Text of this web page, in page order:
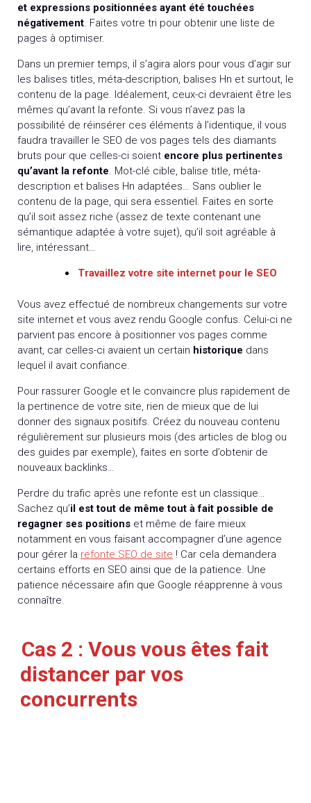
et expressions positionnées ayant été touchées
négativement. Faites votre tri pour obtenir une liste de
pages à optimiser.
Dans un premier temps, il s’agira alors pour vous d’agir sur
les balises titles, méta-description, balises Hn et surtout, le
contenu de la page. Idéalement, ceux-ci devraient être les
mêmes qu’avant la refonte. Si vous n’avez pas la
possibilité de réinsérer ces éléments à l’identique, il vous
faudra travailler le SEO de vos pages tels des diamants
bruts pour que celles-ci soient encore plus pertinentes
qu’avant la refonte. Mot-clé cible, balise title, méta-
description et balises Hn adaptées… Sans oublier le
contenu de la page, qui sera essentiel. Faites en sorte
qu’il soit assez riche (assez de texte contenant une
sémantique adaptée à votre sujet), qu’il soit agréable à
lire, intéressant…
Travaillez votre site internet pour le SEO
Vous avez effectué de nombreux changements sur votre
site internet et vous avez rendu Google confus. Celui-ci ne
parvient pas encore à positionner vos pages comme
avant, car celles-ci avaient un certain historique dans
lequel il avait confiance.
Pour rassurer Google et le convaincre plus rapidement de
la pertinence de votre site, rien de mieux que de lui
donner des signaux positifs. Créez du nouveau contenu
régulièrement sur plusieurs mois (des articles de blog ou
des guides par exemple), faites en sorte d’obtenir de
nouveaux backlinks…
Perdre du trafic après une refonte est un classique…
Sachez qu’il est tout de même tout à fait possible de
regagner ses positions et même de faire mieux
notamment en vous faisant accompagner d’une agence
pour gérer la refonte SEO de site ! Car cela demandera
certains efforts en SEO ainsi que de la patience. Une
patience nécessaire afin que Google réapprenne à vous
connaître.
Cas 2 : Vous vous êtes fait
distancer par vos
concurrents